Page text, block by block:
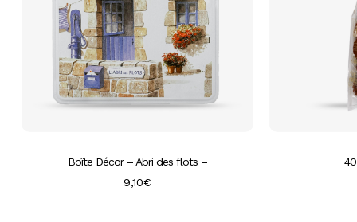
Boîte Décor – Abri des flots –
9,10€